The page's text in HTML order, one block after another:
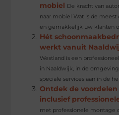
mobiel De kracht van
naar mobiel Wat is de
en gemakkelijk uw klanten
Hét
werkt vanuit
Westland is een
in Naaldwijk, in de
speciale services aan in de
Ontdek de
inclusief
met professionele montage